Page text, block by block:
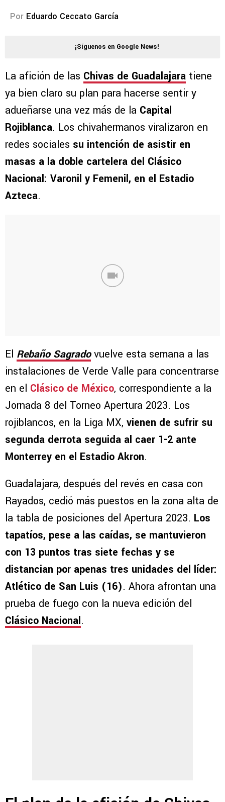
Por Eduardo Ceccato García
¡Síguenos en Google News!
La afición de las Chivas de Guadalajara tiene
ya bien claro su plan para hacerse sentir y
adueñarse una vez más de la Capital
Rojiblanca. Los chivahermanos viralizaron en
redes sociales su intención de asistir en
masas a la doble cartelera del Clásico
Nacional: Varonil y Femenil, en el Estadio
Azteca.
El Rebaño Sagradovuelve esta semana a las
instalaciones de Verde Valle para concentrarse
en el Clásico de México, correspondiente a la
Jornada 8 del Torneo Apertura 2023. Los
rojiblancos, en la Liga MX, vienen de sufrir su
segunda derrota seguida al caer 1-2 ante
Monterrey en el Estadio Akron.
Guadalajara, después del revés en casa con
Rayados, cedió más puestos en la zona alta de
la tabla de posiciones del Apertura 2023. Los
tapatíos, pese a las caídas, se mantuvieron
con 13 puntos tras siete fechas y se
distancian por apenas tres unidades del líder:
Atlético de San Luis (16). Ahora afrontan una
prueba de fuego con la nueva edición del
Clásico Nacional.